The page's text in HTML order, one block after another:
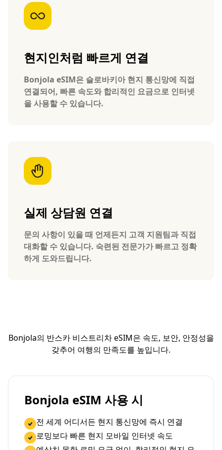
현지인처럼 빠르게 연결
Bonjola eSIM은 슬로바키아 현지 통신망에 직접
연결되어, 빠른 속도와 합리적인 요금으로 인터넷
을 사용할 수 있습니다.
실제 상담원 연결
문의 사항이 있을 때 언제든지 고객 지원팀과 직접
대화할 수 있습니다. 숙련된 전문가가 빠르고 정확
하게 도와드립니다.
Bonjola의 반스카 비스트리차 eSIM은 속도, 보안, 안정성을
갖추어 여행의 만족도를 높입니다.
Bonjola eSIM 사용 시
전 세계 어디서든 현지 통신망에 즉시 연결
로밍보다 빠른 현지 모바일 인터넷 속도